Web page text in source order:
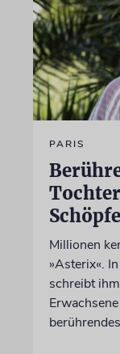
PARIS
Millionen
»Asterix«.
schreibt